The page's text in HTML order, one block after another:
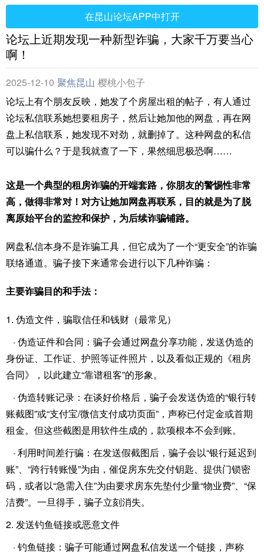
在昆山论坛APP中打开
论坛上近期发现一种新型诈骗，大家千万要当心
啊！
2025-12-10 聚焦昆山 樱桃小包子
论坛上有个朋友反映，她发了个房屋出租的帖子，有人通过
论坛私信联系她想要租房子，然后让她加他的网盘，再在网
盘上私信联系，她发现不对劲，就删掉了。这种网盘的私信
可以骗什么？于是我就查了一下，果然细思极恐啊……
这是一个典型的租房诈骗的开端套路，你朋友的警惕性非常
高，做得非常对！对方让她加网盘再联系，目的就是为了脱
离原始平台的监控和保护，为后续诈骗铺路。
网盘私信本身不是诈骗工具，但它成为了一个“更安全”的诈骗
联络通道。骗子接下来通常会进行以下几种诈骗：
主要诈骗目的和手法：
1. 伪造文件，骗取信任和钱财（最常见）
· 伪造证件和合同：骗子会通过网盘分享功能，发送伪造的
身份证、工作证、护照等证件照片，以及看似正规的《租房
合同》，以此建立“靠谱租客”的形象。
· 伪造转账记录：在谈好价格后，骗子会发送伪造的“银行转
账截图”或“支付宝/微信支付成功页面”，声称已付定金或首期
租金。但这些截图是用软件生成的，款项根本不会到账。
· 利用时间差行骗：在发送假截图后，骗子会以“银行延迟到
账”、“跨行转账慢”为由，催促房东先交付钥匙、提供门锁密
码，或者以“急需入住”为由要求房东先垫付少量“物业费”、“保
洁费”。一旦得手，骗子立刻消失。
2. 发送钓鱼链接或恶意文件
· 钓鱼链接：骗子可能通过网盘私信发送一个链接，声称